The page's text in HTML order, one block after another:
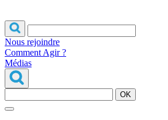
Nous rejoindre
Comment Agir ?
Médias
OK